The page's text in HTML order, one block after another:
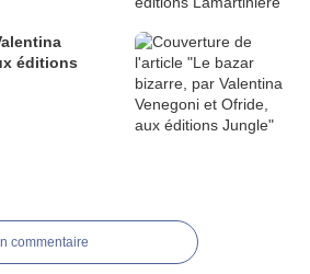
éditions
commentaire